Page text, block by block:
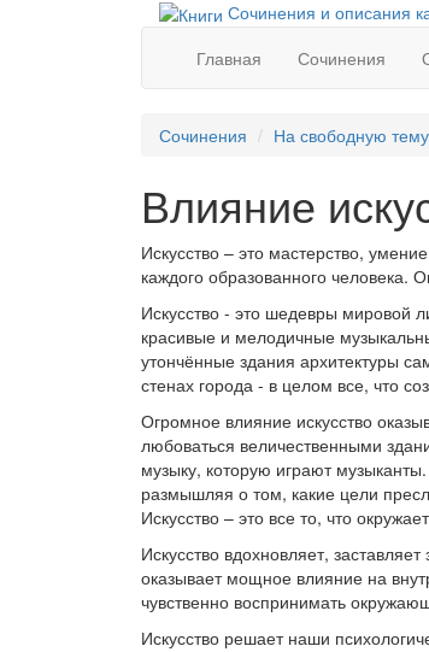
Сочинения и описания
Главная
Сочинения
Сочинения На свободную тему
Влияние
Искусство – это мастерство,
каждого образованного человека.
Искусство - это шедевры мировой
красивые и мелодичные
утончённые здания архитектуры
стенах города - в целом все, что
Огромное влияние искусство
любоваться величественными
музыку, которую играют
размышляя о том, какие цели
Искусство – это все то, что
Искусство вдохновляет,
оказывает мощное влияние на
чувственно воспринимать
Искусство решает наши